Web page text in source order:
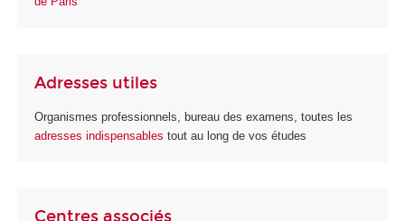
Adresses utiles
Organismes professionnels, bureau des examens, toutes les
adresses indispensables tout au long de vos études
Centres associés